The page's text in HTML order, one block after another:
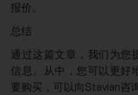
报价。
总结
通过这篇文章，我们为您
信息。从中，您可以更好
要购买，可以向Stavian咨